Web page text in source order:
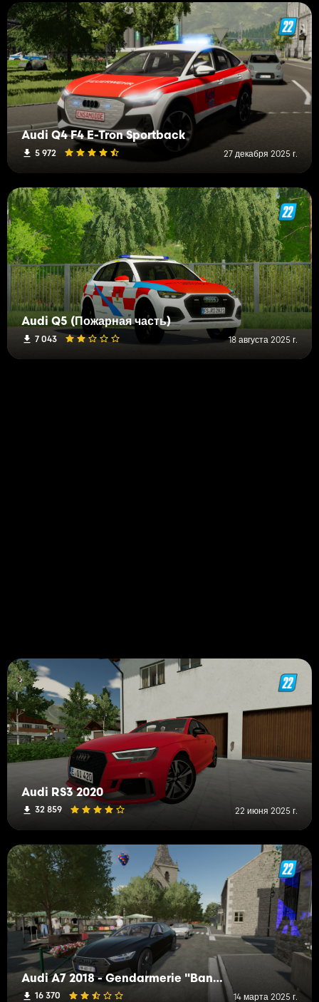
Audi Q4 F4 E-Tron Sportback
5 972 27 декабря 2025 г.
Audi Q5 (Пожарная часть)
7 043 18 августа 2025 г.
Audi RS3 2020
32 859 22 июня 2025 г.
Audi A7 2018 - Gendarmerie "Banalisée"
16 370 14 марта 2025 г.